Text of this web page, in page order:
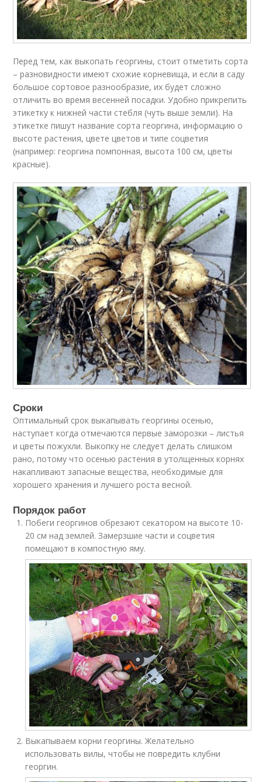
Перед тем, как выкопать георгины, стоит отметить сорта
– разновидности имеют схожие корневища, и если в саду
большое сортовое разнообразие, их будет сложно
отличить во время весенней посадки. Удобно прикрепить
этикетку к нижней части стебля (чуть выше земли). На
этикетке пишут название сорта георгина, информацию о
высоте растения, цвете цветов и типе соцветия
(например: георгина помпонная, высота 100 см, цветы
красные).
Сроки
Оптимальный срок выкапывать георгины осенью,
наступает когда отмечаются первые заморозки – листья
и цветы пожухли. Выкопку не следует делать слишком
рано, потому что осенью растения в утолщенных корнях
накапливают запасные вещества, необходимые для
хорошего хранения и лучшего роста весной.
Порядок работ
Побеги георгинов обрезают секатором на высоте 10-
20 см над землей. Замерзшие части и соцветия
помещают в компостную яму.
Выкапываем корни георгины. Желательно
использовать вилы, чтобы не повредить клубни
георгин.